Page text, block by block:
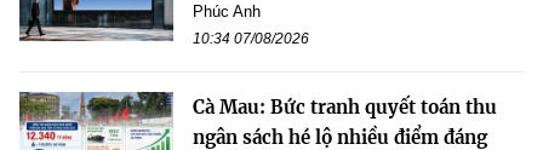
Phúc Anh
10:34 07/08/2026
Cà Mau: Bức tranh quyết toán thu
ngân sách hé lộ nhiều điểm đáng